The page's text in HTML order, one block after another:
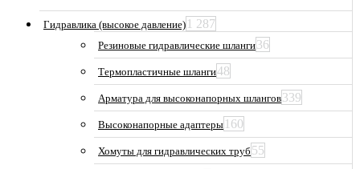
Гидравлика (высокое давление) 1 287
Резиновые гидравлические шланги36
Термопластичные шланги48
Арматура для высоконапорных шлангов339
Высоконапорные адаптеры 160
Хомуты для гидравлических труб 55